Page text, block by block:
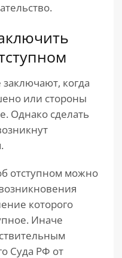
когда
или стороны
Однако сделать
отступном можно
которого
Иначе
Суда РФ от